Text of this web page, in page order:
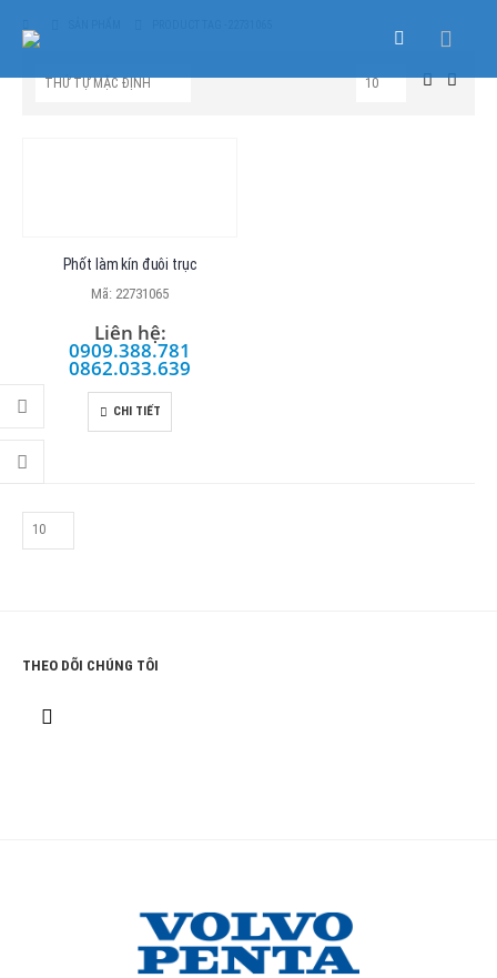
Phốt làm kín đuôi trục
Mã: 22731065
Liên hệ:
0909.388.781
0862.033.639
CHI TIẾT
THEO DÕI CHÚNG TÔI